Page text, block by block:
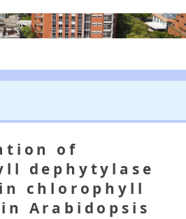
of
dephytylase
chlorophyll
Arabidopsis